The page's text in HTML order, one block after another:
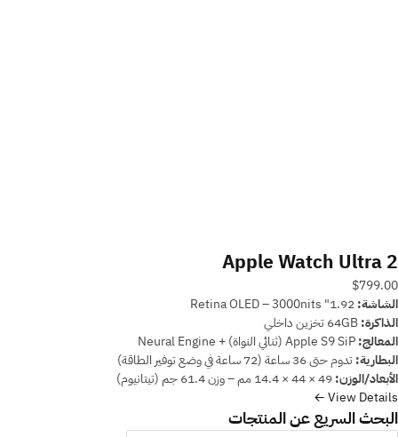
Apple Watch Ultra 2
$799.00
الشاشة:
الذاكرة:
المعالج:
البطارية:تدوم حتى 36 ساعة (72 ساعة في وضع توفير الطاقة)
الأبعاد/الوزن:
View Details ←
البحث السريع عن المنتجات